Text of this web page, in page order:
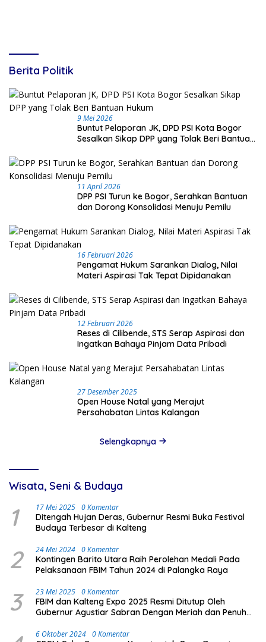
Berita Politik
9 Mei 2026
Buntut Pelaporan JK, DPD PSI Kota Bogor
Sesalkan Sikap DPP yang Tolak Beri Bantuan
11 April 2026
DPP PSI Turun ke Bogor, Serahkan Bantuan
dan Dorong Konsolidasi Menuju Pemilu
16 Februari 2026
Pengamat Hukum Sarankan Dialog, Nilai
Materi Aspirasi Tak Tepat Dipidanakan
12 Februari 2026
Reses di Cilibende, STS Serap Aspirasi dan
Ingatkan Bahaya Pinjam Data Pribadi
27 Desember 2025
Open House Natal yang Merajut
Persahabatan Lintas Kalangan
Selengkapnya
Wisata, Seni & Budaya
1 17 Mei 2025 0 Komentar
Ditengah Hujan Deras, Gubernur Resmi Buka Festival
Budaya Terbesar di Kalteng
2 24 Mei 2024 0 Komentar
Kontingen Barito Utara Raih Perolehan Medali Pada
Pelaksanaan FBIM Tahun 2024 di Palangka Raya
3 23 Mei 2025 0 Komentar
FBIM dan Kalteng Expo 2025 Resmi Ditutup Oleh
Gubernur Agustiar Sabran Dengan Meriah dan Penuh
6 Oktober 2024 0 Komentar